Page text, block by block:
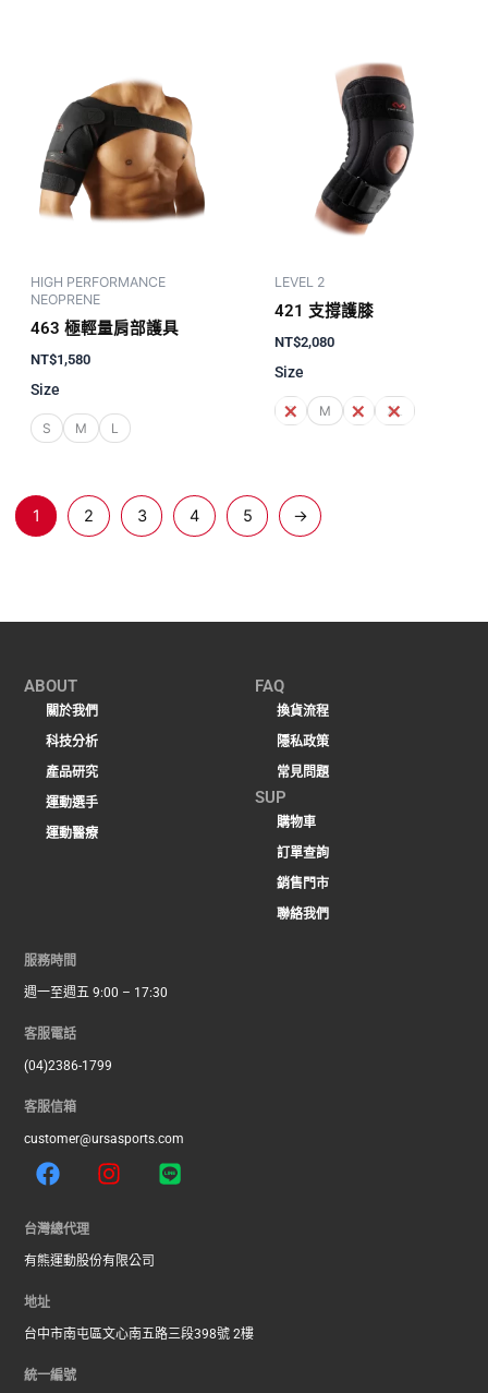
HIGH PERFORMANCE
NEOPRENE
463 極輕量肩部護具
NT$1,580
Size
S M L
LEVEL 2
421 支撐護膝
NT$2,080
Size
S M L XL
1 2 3 4 5 →
ABOUT
關於我們
科技分析
產品研究
運動選手
運動醫療
FAQ
換貨流程
隱私政策
常見問題
SUP
購物車
訂單查詢
銷售門市
聯絡我們
台灣總代理
有熊運動股份有限公司
地址
台中市南屯區文心南五路三段398號 2樓
統一編號
服務時間
週一至週五 9:00 – 17:30
客服電話
(04)2386-1799
客服信箱
customer@ursasports.com
F
a
e
b
o
k
I
n
a
a
L
i